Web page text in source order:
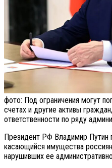
фото: Под ограничения могут
счетах и другие активы
ответственности по ряду
Президент РФ Владимир Путин
касающийся имущества
нарушивших ее